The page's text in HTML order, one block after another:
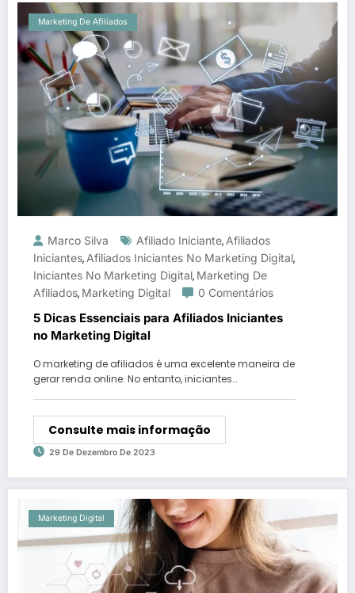
Marketing De Afiliados
Marco Silva Afiliado Iniciante, Afiliados
Iniciantes, Afiliados Iniciantes No Marketing Digital,
Iniciantes No Marketing Digital, Marketing De
Afiliados, Marketing Digital 0 Comentários
5 Dicas Essenciais para Afiliados Iniciantes
no Marketing Digital
O marketing de afiliados é uma excelente maneira de
gerar renda online. No entanto, iniciantes…
Consulte mais informação
29 De Dezembro De 2023
Marketing Digital